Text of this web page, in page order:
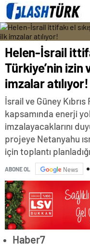
Helen-İsrail
Türkiye’nin
imzalar atılıyor!
İsrail ve Güney
kapsamında enerji
imzalayacaklarını
projeye Netanyahu
için toplantı
ABONE OL News
Haber7